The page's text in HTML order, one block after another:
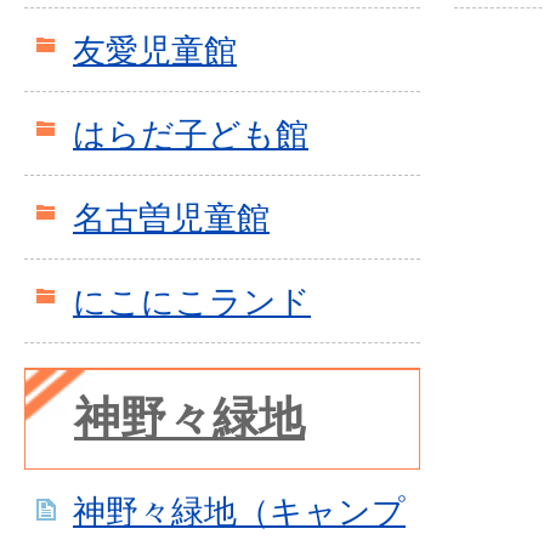
友愛児童館
はらだ子ども館
名古曽児童館
にこにこランド
神野々緑地
神野々緑地（キャンプ